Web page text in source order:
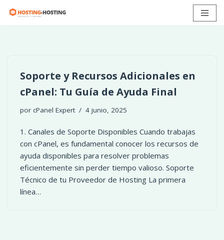
Soporte y Recursos Adicionales en
cPanel: Tu Guía de Ayuda Final
por cPanel Expert 4 junio, 2025
1. Canales de Soporte Disponibles Cuando trabajas
con cPanel, es fundamental conocer los recursos de
ayuda disponibles para resolver problemas
eficientemente sin perder tiempo valioso. Soporte
Técnico de tu Proveedor de Hosting La primera
línea…